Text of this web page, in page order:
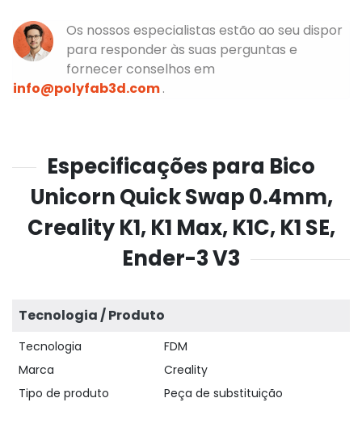
Os nossos especialistas estão ao seu dispor
para responder às suas perguntas e
fornecer conselhos em
info@polyfab3d.com.
Especificações para Bico
Unicorn Quick Swap 0.4mm,
Creality K1, K1 Max, K1C, K1 SE,
Ender-3 V3
Tecnologia / Produto
Tecnologia
FDM
Marca
Creality
Tipo de produto
Peça de substituição